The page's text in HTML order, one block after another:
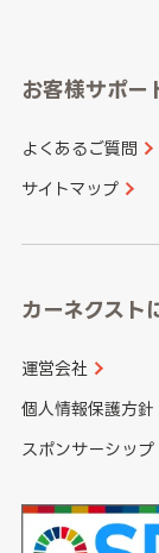
愛知県
和歌山県
山口県
香川県
長崎県
大分県
お客様サポー
よくあるご質問
サイトマップ
カーネクスト
運営会社
個人情報保護方針
スポンサーシップ